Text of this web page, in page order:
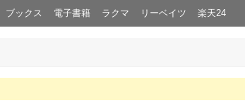
ブックス 電子書籍 ラクマ リーベイツ 楽天24